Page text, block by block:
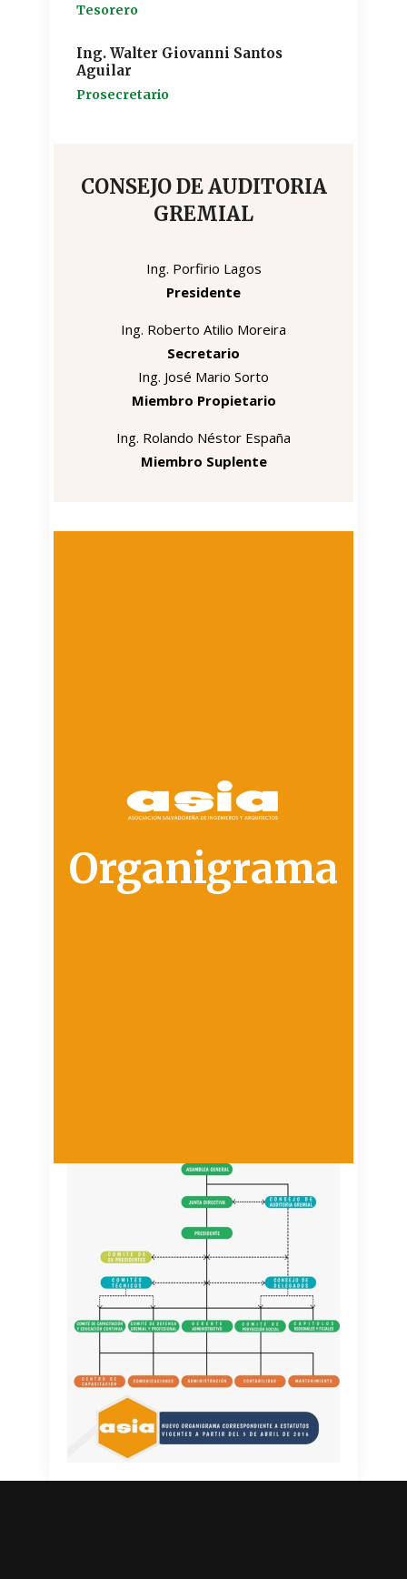
Tesorero
Ing. Walter Giovanni Santos
Aguilar
Prosecretario
CONSEJO DE AUDITORIA
GREMIAL
Ing. Porfirio Lagos
Presidente
Ing. Roberto Atilio Moreira
Secretario
Ing. José Mario Sorto
Miembro Propietario
Ing. Rolando Néstor España
Miembro Suplente
Organigrama